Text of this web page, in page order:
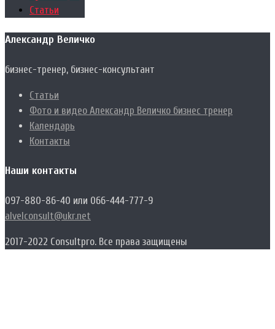
Статьи
Александр Величко
бизнес-тренер, бизнес-консультант
Статьи
Фото и видео Александр Величко бизнес тренер
Календарь
Контакты
Наши контакты
097-880-86-40 или 066-444-777-9
alvelconsult@ukr.net
2017-2022 Consultpro. Все права защищены